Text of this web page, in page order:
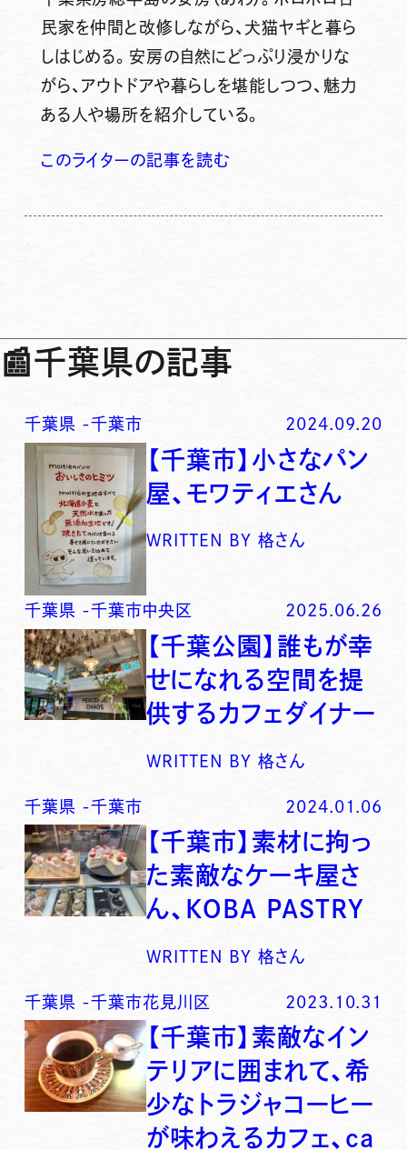
民家を仲間と改修しながら、犬猫ヤギと暮ら
しはじめる。安房の自然にどっぷり浸かりな
がら、アウトドアや暮らしを堪能しつつ、魅力
ある人や場所を紹介している。
このライターの記事を読む
📰千葉県の記事
千葉県 -千葉市 2024.09.20
【千葉市】小さなパン
屋、モワティエさん
WRITTEN BY 格さん
千葉県 -千葉市中央区 2025.06.26
【千葉公園】誰もが幸
せになれる空間を提
供するカフェダイナー
WRITTEN BY 格さん
千葉県 -千葉市 2024.01.06
【千葉市】素材に拘っ
た素敵なケーキ屋さ
ん、KOBA PASTRY
WRITTEN BY 格さん
千葉県 -千葉市花見川区 2023.10.31
【千葉市】素敵なイン
テリアに囲まれて、希
少なトラジャコーヒー
が味わえるカフェ、ca